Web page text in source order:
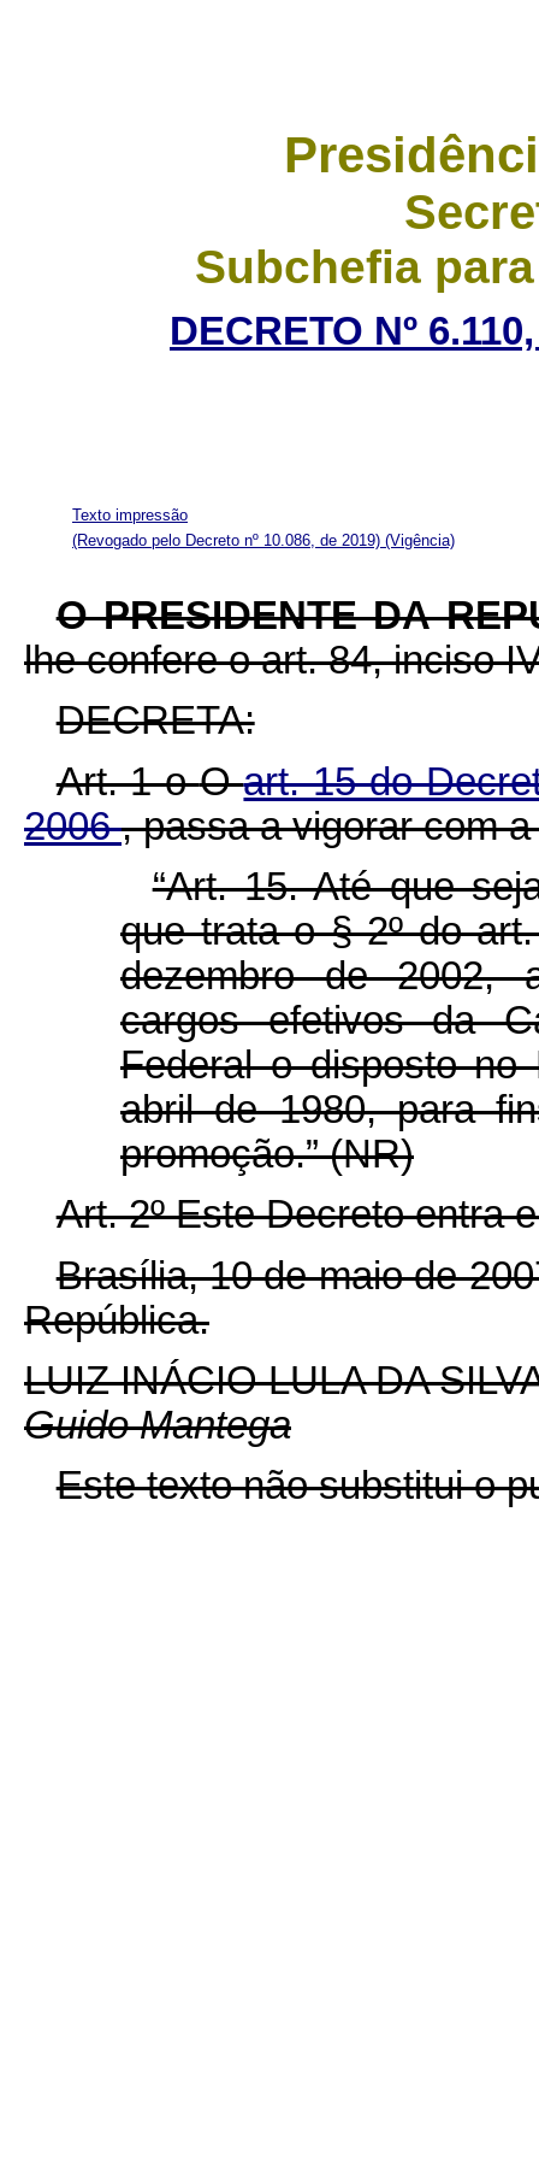
Subchefia
DECRETO Nº
Texto impressão
(Revogado pelo Decreto nº 10.086, de 2019) (Vigência)
O PRESIDENTE DA
lhe confere o art. 84, inciso
DECRETA:
Art. 1oOart. 15 do
2006, passa a vigorar com
“Art. 15. Até que
que trata o § 2º do
dezembro de 2002,
cargos efetivos da
Federal o disposto no
abril de 1980, para
promoção.” (NR)
Art. 2º Este Decreto entra
Brasília, 10 de maio de
República.
LUIZ INÁCIO LULA DA
Guido Mantega
Este texto não substitui o